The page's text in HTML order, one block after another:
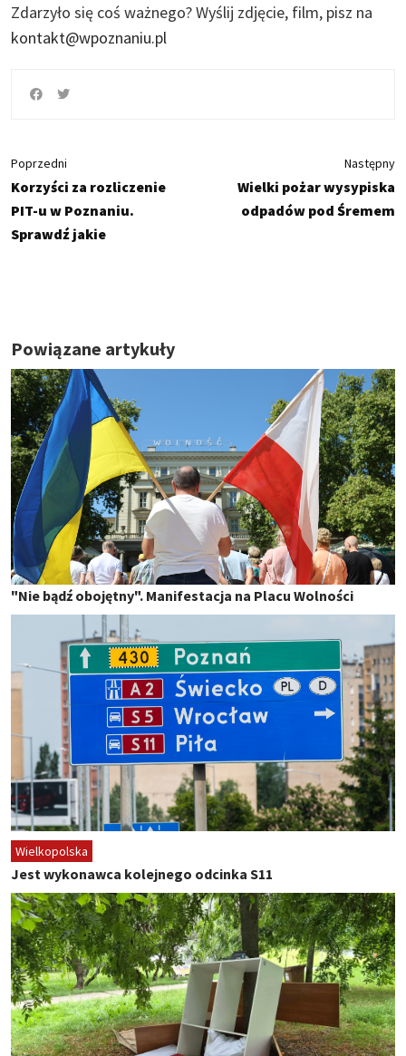
Zdarzyło się coś ważnego?Wyślij zdjęcie, film, pisz na
kontakt@wpoznaniu.pl
Poprzedni
Korzyści za rozliczenie
PIT-u w Poznaniu.
Sprawdź jakie
Następny
Wielki pożar wysypiska
odpadów pod Śremem
Powiązane artykuły
"Nie bądź obojętny". Manifestacja na Placu Wolności
Wielkopolska
Jest wykonawca kolejnego odcinka S11